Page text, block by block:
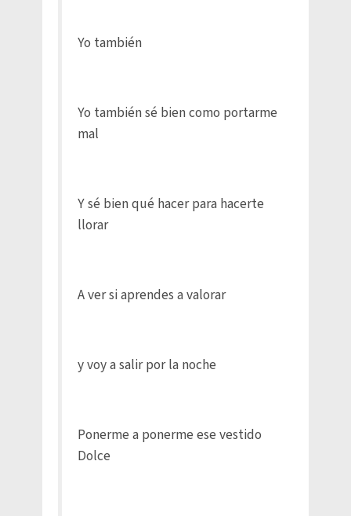
Yo también
Yo también sé bien como portarme
mal
Y sé bien qué hacer para hacerte
llorar
A ver si aprendes a valorar
y voy a salir por la noche
Ponerme a ponerme ese vestido
Dolce